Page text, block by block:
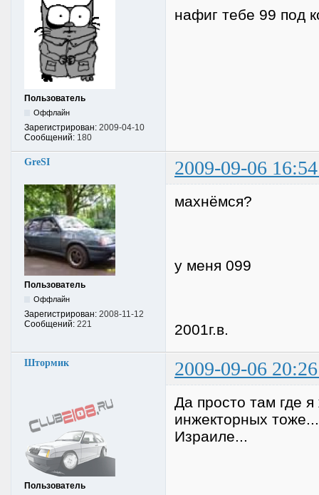
Пользователь
Оффлайн
Зарегистрирован: 2009-04-10
Сообщений: 180
нафиг тебе 99 под
GreSI 2009-09-06
Пользователь
Оффлайн
Зарегистрирован: 2008-11-12
Сообщений: 221
махнёмся?
у меня 099
2001г.в.
Штормик 2009-09-06
Пользователь
Да просто там где
инжекторных
Израиле...